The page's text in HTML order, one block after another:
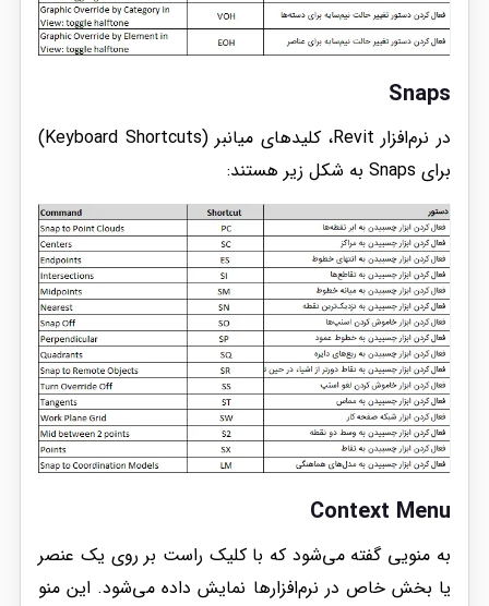
Snaps
در نرم‌افزار Revit، کلیدهای میانبر (Keyboard Shortcuts)
برای Snaps به شکل زیر هستند:
Context Menu
به منویی گفته می‌شود که با کلیک راست بر روی یک عنصر
یا بخش خاص در نرم‌افزارها نمایش داده می‌شود. این منو